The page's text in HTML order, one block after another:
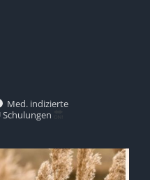
Med. indizierte
Schulungen